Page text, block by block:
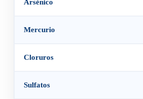
Arsénico
Mercurio
Cloruros
Sulfatos